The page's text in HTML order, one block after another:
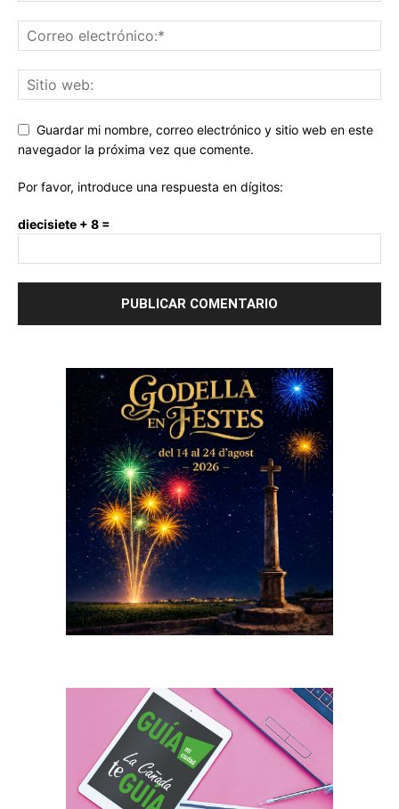
Guardar mi nombre, correo electrónico y sitio web en este
navegador la próxima vez que comente.
Por favor, introduce una respuesta en dígitos:
diecisiete + 8 =